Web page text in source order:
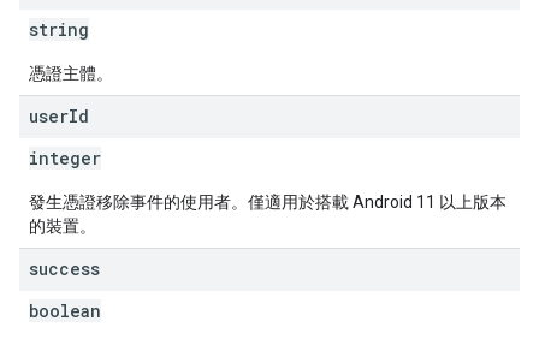
string
憑證主體。
userId
integer
發生憑證移除事件的使用者。僅適用於搭載 Android 11 以上版本
的裝置。
success
boolean